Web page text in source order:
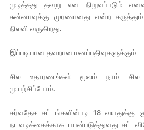
முடித்தது தவறு என நிறுவப்படும்
சுன்னாவுக்கு முரணானது என்ற
நிலவி வருகிறது.
இப்படியான தவறான மனப்பதிவுகளுக்கும்
சில உதாரணங்கள் மூலம் நாம் சில
முயற்சிப்போம்.
சர்வதேச சட்டங்களின்படி 18 வயதுக்கு
நடவடிக்கைக்காக பயன்படுத்துவது